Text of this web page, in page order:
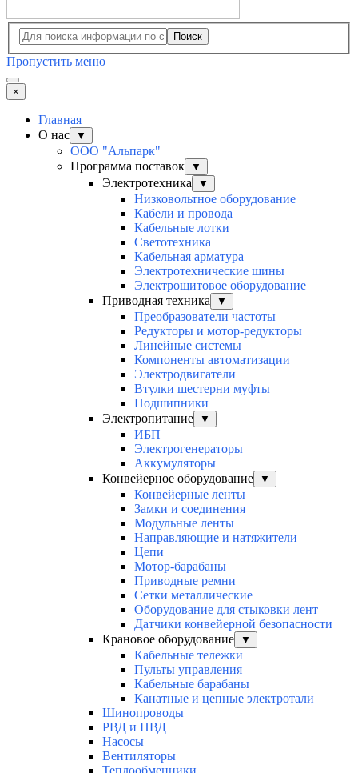
Поиск
Пропустить меню
×
Главная
О нас
▼
ООО "Альпарк"
Программа поставок
▼
Электротехника ▼
Низковольтное оборудование
Кабели и провода
Кабельные лотки
Светотехника
Кабельная арматура
Электротехнические шины
Электрощитовое оборудование
Приводная техника
▼
Преобразователи частоты
Редукторы и мотор-редукторы
Линейные системы
Компоненты автоматизации
Электродвигатели
Втулки шестерни муфты
Подшипники
Электропитание
▼
ИБП
Электрогенераторы
Аккумуляторы
Конвейерное оборудование
▼
Конвейерные ленты
Замки и соединения
Модульные ленты
Направляющие и натяжители
Цепи
Мотор-барабаны
Приводные ремни
Сетки металлические
Оборудование для стыковки лент
Датчики конвейерной безопасности
Крановое оборудование
▼
Кабельные тележки
Пульты управления
Кабельные барабаны
Канатные и цепные электротали
Шинопроводы
РВД и ПВД
Насосы
Вентиляторы